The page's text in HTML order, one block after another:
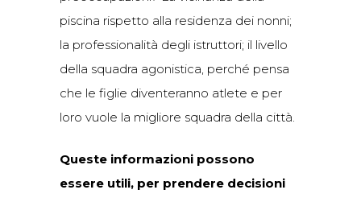
piscina rispetto alla residenza dei nonni;
la professionalità degli istruttori; il livello
della squadra agonistica, perché pensa
che le figlie diventeranno atlete e per
loro vuole la migliore squadra della città.
Queste informazioni possono
essere utili, per prendere decisioni